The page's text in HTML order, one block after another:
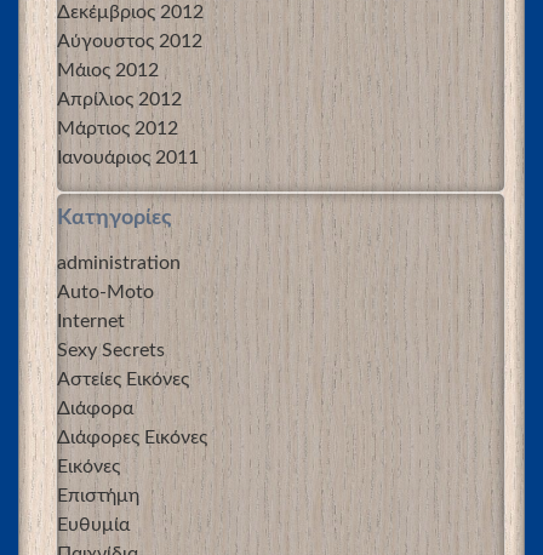
Δεκέμβριος 2012
Αύγουστος 2012
Μάιος 2012
Απρίλιος 2012
Μάρτιος 2012
Ιανουάριος 2011
Kατηγορίες
administration
Auto-Moto
Internet
Sexy Secrets
Αστείες Εικόνες
Διάφορα
Διάφορες Εικόνες
Εικόνες
Επιστήμη
Ευθυμία